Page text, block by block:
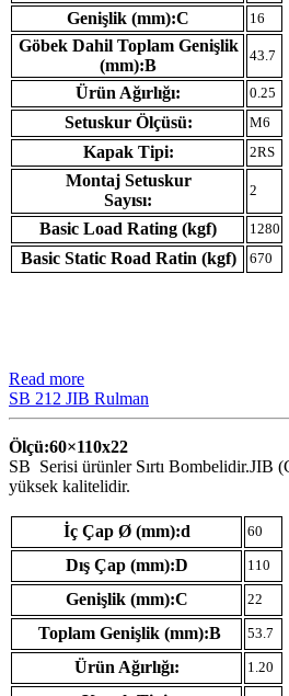
Genişlik (mm):C 16
Göbek Dahil Toplam Genişlik
(mm):B
43.7
Ürün Ağırlığı: 0.25
Setuskur Ölçüsü: M6
Kapak Tipi: 2RS
Montaj Setuskur
Sayısı:
2
Basic Load Rating (kgf) 1280
Basic Static Road Ratin (kgf) 670
Read more
SB 212 JIB Rulman
Ölçü:60×110x22
SB Serisi ürünler Sırtı Bombelidir.JIB
yüksek kalitelidir.
İç Çap Ø (mm):d 60
Dış Çap (mm):D 110
Genişlik (mm):C 22
Toplam Genişlik (mm):B 53.7
Ürün Ağırlığı: 1.20